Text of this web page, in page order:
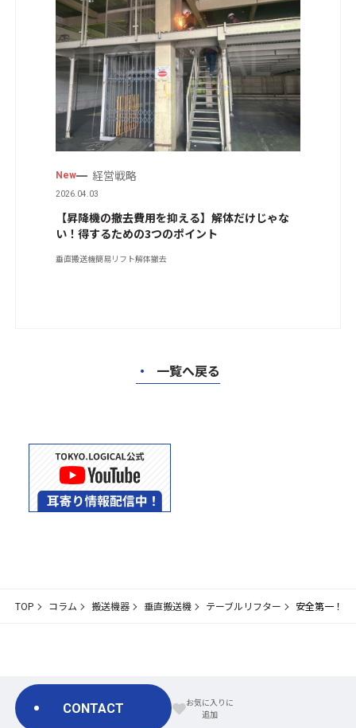
New 経営戦略
2026.04.03
【昇降機の撤去費用を抑える】解体だけじゃな
い！得するための3つのポイント
垂直搬送機簡易リフト解体撤去
・ 一覧へ戻る
TOP コラム 搬送機器 垂直搬送機 テーブルリフター 安全第一！
CONTACT